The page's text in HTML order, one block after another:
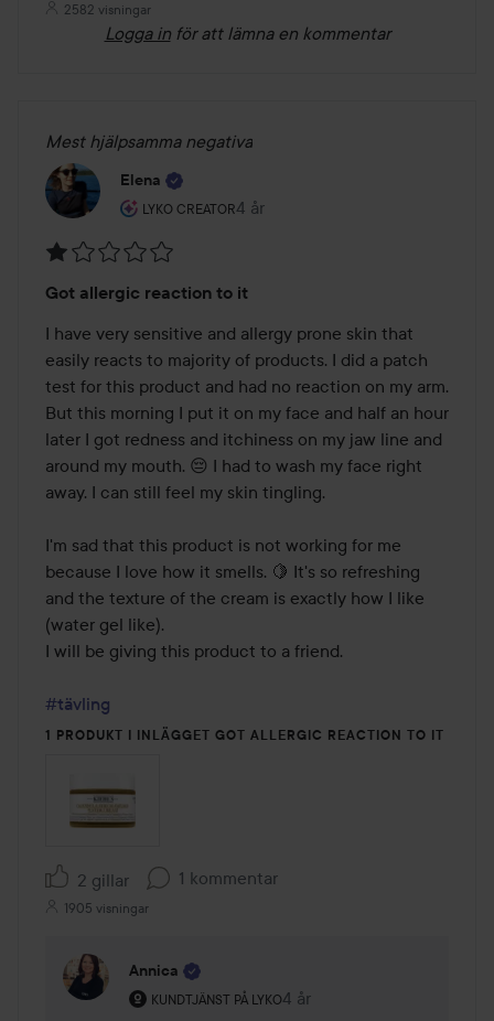
2582 visningar
Logga in för att lämna en kommentar
Mest hjälpsamma negativa
Elena
LYKO CREATOR
Användarens roll: Lyko Creator.
4 år
Inlägget skapades 4 år
1
av
5
Got allergic reaction to it
I have very sensitive and allergy prone skin that
easily reacts to majority of products. I did a patch
test for this product and had no reaction on my arm.
But this morning I put it on my face and half an hour
later I got redness and itchiness on my jaw line and
around my mouth. 😔 I had to wash my face right
away. I can still feel my skin tingling.
I'm sad that this product is not working for me
because I love how it smells. 🍋 It's so refreshing
and the texture of the cream is exactly how I like
(water gel like).
I will be giving this product to a friend.
#tävling
1 PRODUKT I INLÄGGET GOT ALLERGIC REACTION TO IT
2 gillar 1 kommentar
1905 visningar
Annica
KUNDTJÄNST PÅ LYKO
Användarens roll: Kundtjänst på Lyko.
4 år
Kommentaren lades 4 år